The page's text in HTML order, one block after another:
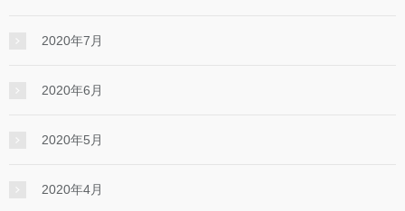
2020年7月
2020年6月
2020年5月
2020年4月